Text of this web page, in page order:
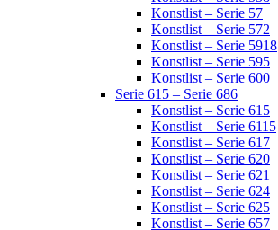
Konstlist – Serie 57
Konstlist – Serie 572
Konstlist – Serie 5918
Konstlist – Serie 595
Konstlist – Serie 600
Serie 615 – Serie 686
Konstlist – Serie 615
Konstlist – Serie 6115
Konstlist – Serie 617
Konstlist – Serie 620
Konstlist – Serie 621
Konstlist – Serie 624
Konstlist – Serie 625
Konstlist – Serie 657